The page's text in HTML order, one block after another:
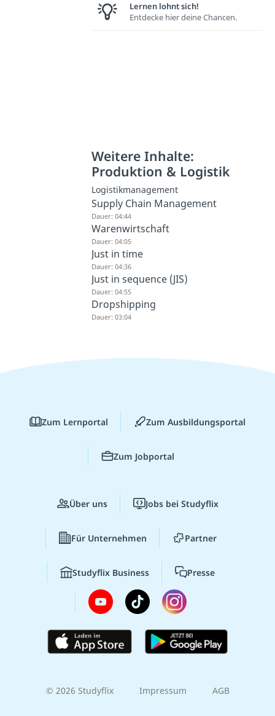
Lernen lohnt sich!
Entdecke hier deine Chancen.
Weitere Inhalte:
Produktion & Logistik
Logistikmanagement
Supply Chain Management
Dauer: 04:44
Warenwirtschaft
Dauer: 04:05
Just in time
Dauer: 04:36
Just in sequence (JIS)
Dauer: 04:55
Dropshipping
Dauer: 03:04
Zum Lernportal Zum Ausbildungsportal
Zum Jobportal
Über uns Jobs bei Studyflix
Für Unternehmen Partner
Studyflix Business Presse
© 2026 Studyflix Impressum AGB